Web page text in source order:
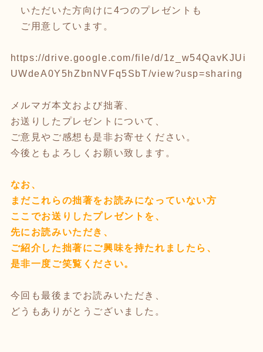
いただいた方向けに4つのプレゼントも
ご用意しています。
https://drive.google.com/file/d/1z_w54QavKJUi
UWdeA0Y5hZbnNVFq5SbT/view?usp=sharing
メルマガ本文および拙著、
お送りしたプレゼントについて、
ご意見やご感想も是非お寄せください。
今後ともよろしくお願い致します。
なお、
まだこれらの拙著をお読みになっていない方
ここでお送りしたプレゼントを、
先にお読みいただき、
ご紹介した拙著にご興味を持たれましたら、
是非一度ご笑覧ください。
今回も最後までお読みいただき、
どうもありがとうございました。